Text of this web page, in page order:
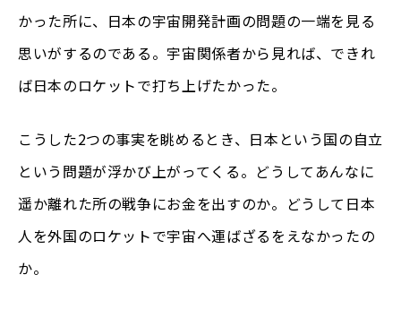
かった所に、日本の宇宙開発計画の問題の一端を見る
思いがするのである。宇宙関係者から見れば、できれ
ば日本のロケットで打ち上げたかった。
こうした2つの事実を眺めるとき、日本という国の自立
という問題が浮かび上がってくる。どうしてあんなに
遥か離れた所の戦争にお金を出すのか。どうして日本
人を外国のロケットで宇宙へ運ばざるをえなかったの
か。